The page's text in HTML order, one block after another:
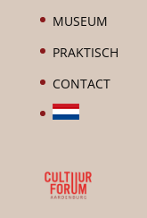
MUSEUM
PRAKTISCH
CONTACT